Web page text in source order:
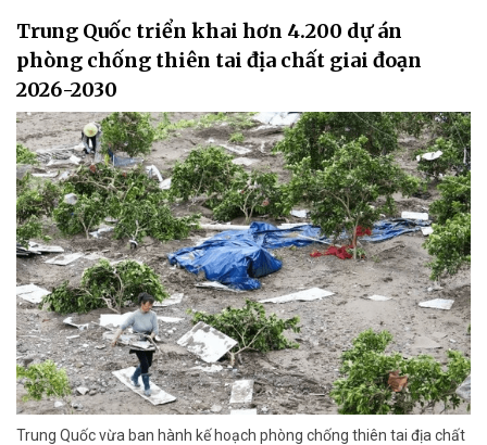
Trung Quốc triển khai hơn 4.200 dự án
phòng chống thiên tai địa chất giai đoạn
2026-2030
Trung Quốc vừa ban hành kế hoạch phòng chống thiên tai địa chất